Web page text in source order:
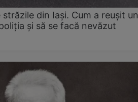
din Iași. Cum a reușit un
și să se facă nevăzut